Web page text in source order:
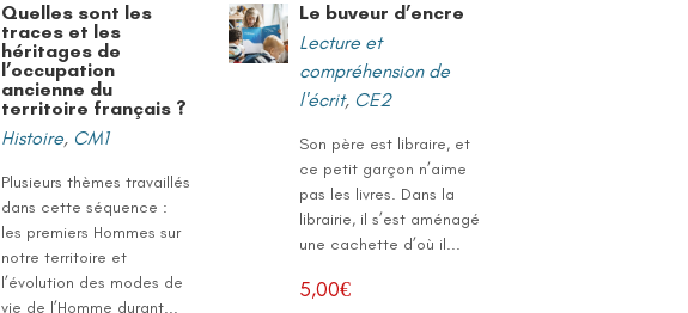
Quelles sont les
traces et les
héritages de
l’occupation
ancienne du
territoire français ?
Histoire, CM1
Plusieurs thèmes travaillés
dans cette séquence :
les premiers Hommes sur
notre territoire et
l’évolution des modes de
vie de l’Homme durant...
Le buveur d’encre
Lecture et
compréhension de
l'écrit, CE2
Son père est libraire, et
ce petit garçon n’aime
pas les livres. Dans la
librairie, il s’est aménagé
une cachette d’où il...
5,00€